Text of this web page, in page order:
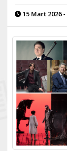
15 Mart 2026 -